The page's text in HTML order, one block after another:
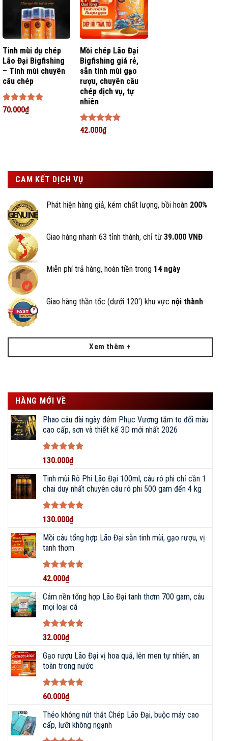
Tinh mùi dụ chép
Lão Đại Bigfishing
– Tinh mùi chuyên
câu chép
Được xếp
70.000₫
Mồi chép Lão Đại
Bigfishing giá rẻ,
sẵn tinh mùi gạo
rượu, chuyên câu
chép dịch vụ, tự
nhiên
Được xếp
42.000₫
CAM KẾT DỊCH VỤ
Phát hiện hàng giả, kém chất lượng, bồi hoàn 200%
Giao hàng nhanh 63 tỉnh thành, chỉ từ 39.000 VNĐ
Miễn phí trả hàng, hoàn tiền trong 14 ngày
Giao hàng thần tốc (dưới 120') khu vực nội thành
Xem thêm +
HÀNG MỚI VỀ
Phao câu đài ngày đêm Phục Vương tăm to đổi màu
cao cấp, sơn và thiết kế 3D mới nhất 2026
Được xếp
5
sao
130.000₫
Tinh mùi Rô Phi Lão Đại 100ml, câu rô phi chỉ cần 1
chai duy nhất chuyên câu rô phi 500 gam đến 4 kg
Được xếp
5
sao
130.000₫
Mồi câu tổng hợp Lão Đại sẵn tinh mùi, gạo rượu, vị
tanh thơm
Được xếp
55
sao
42.000₫
Cám nền tổng hợp Lão Đại tanh thơm 700 gam, câu
mọi loại cá
Được xếp
55
sao
32.000₫
Gạo rượu Lão Đại vị hoa quả, lên men tự nhiên, an
toàn trong nước
Được xếp
55
sao
60.000₫
Thẻo không nút thắt Chép Lão Đại, buộc máy cao
cấp, lưỡi không ngạnh